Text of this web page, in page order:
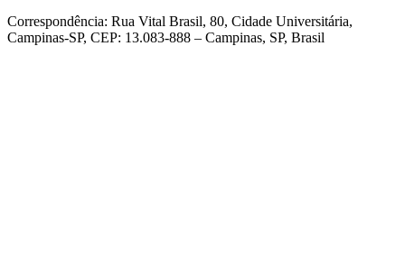
Correspondência: Rua Vital Brasil, 80, Cidade Universitária,
Campinas-SP, CEP: 13.083-888 – Campinas, SP, Brasil